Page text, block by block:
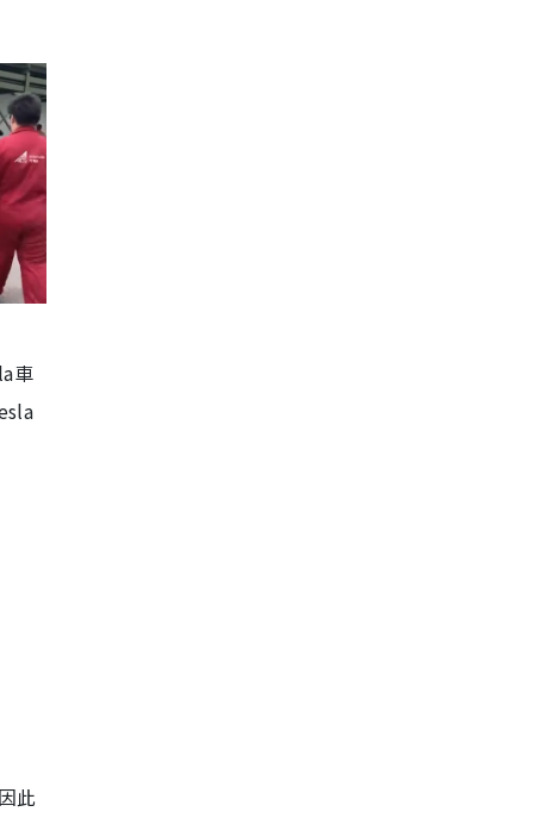
車
此